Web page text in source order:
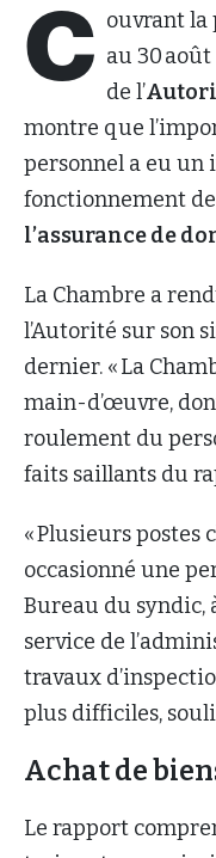
C ouvrant la
au 30
de l’
montre que
personnel a eu un
fonctionnement
l’assurance de
La Chambre a
l’Autorité sur son
dernier. « La
main-d’œuvre,
roulement du
faits saillants du
« Plusieurs postes
occasionné une
Bureau du syndic,
service de
travaux
plus difficiles,
Achat de
Le rapport